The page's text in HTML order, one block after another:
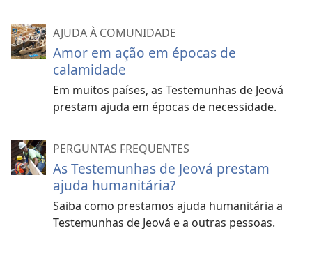
AJUDA À COMUNIDADE
Amor em ação em épocas de
calamidade
Em muitos países, as Testemunhas de Jeová
prestam ajuda em épocas de necessidade.
PERGUNTAS FREQUENTES
As Testemunhas de Jeová prestam
ajuda humanitária?
Saiba como prestamos ajuda humanitária a
Testemunhas de Jeová e a outras pessoas.